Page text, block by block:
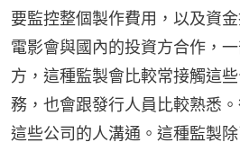
要監控整個製作費用，以及資
電影會與國內的投資方合作，
方，這種監製會比較常接觸這
務，也會跟發行人員比較熟悉
這些公司的人溝通。這種監製